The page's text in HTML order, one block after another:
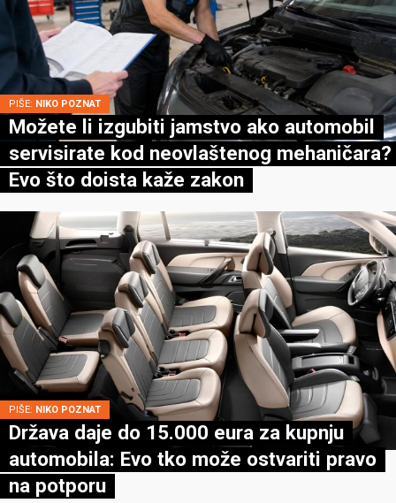
PIŠE: NIKO POZNAT
Možete li izgubiti jamstvo ako automobil
servisirate kod neovlaštenog mehaničara?
Evo što doista kaže zakon
PIŠE: NIKO POZNAT
Država daje do 15.000 eura za kupnju
automobila: Evo tko može ostvariti pravo
na potporu